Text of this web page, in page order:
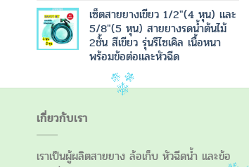
เซ็ตสายยางเขียว 1/2"(4 หุน) และ
5/8"(5 หุน) สายยางรดน้ำต้นไม้
2ชั้น สีเขียว รุ่นรีไซเคิล เนื้อหนา
พร้อมข้อต่อและหัวฉีด
เกี่ยวกับเรา
เราเป็นผู้ผลิตสายยาง ล้อเก็บ หัวฉีดน้ำ และข้อ